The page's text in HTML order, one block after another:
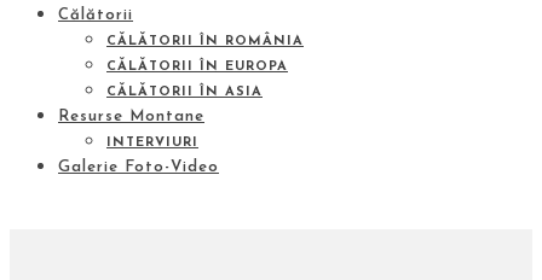
Călătorii
CĂLĂTORII ÎN ROMÂNIA
CĂLĂTORII ÎN EUROPA
CĂLĂTORII ÎN ASIA
Resurse Montane
INTERVIURI
Galerie Foto-Video